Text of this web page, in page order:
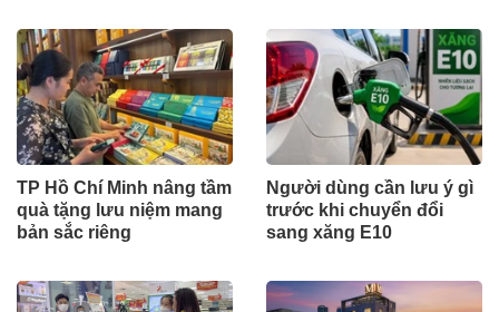
TP Hồ Chí Minh nâng tầm
quà tặng lưu niệm mang
bản sắc riêng
Người dùng cần lưu ý gì
trước khi chuyển đổi
sang xăng E10